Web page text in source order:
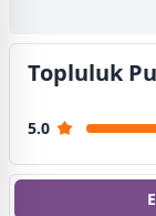
Topluluk
5.0